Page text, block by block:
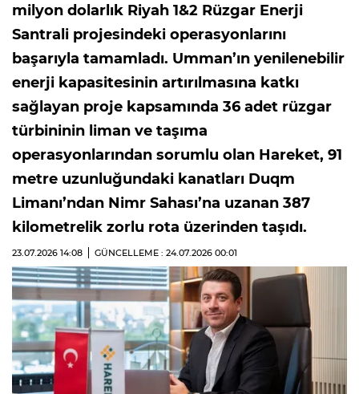
milyon dolarlık Riyah 1&2 Rüzgar Enerji
Santrali projesindeki operasyonlarını
başarıyla tamamladı. Umman’ın yenilenebilir
enerji kapasitesinin artırılmasına katkı
sağlayan proje kapsamında 36 adet rüzgar
türbininin liman ve taşıma
operasyonlarından sorumlu olan Hareket, 91
metre uzunluğundaki kanatları Duqm
Limanı’ndan Nimr Sahası’na uzanan 387
kilometrelik zorlu rota üzerinden taşıdı.
23.07.2026 14:08 GÜNCELLEME : 24.07.2026 00:01